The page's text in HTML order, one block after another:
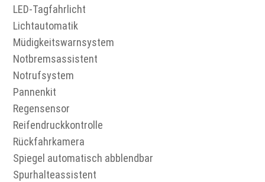
LED-Tagfahrlicht
Lichtautomatik
Müdigkeitswarnsystem
Notbremsassistent
Notrufsystem
Pannenkit
Regensensor
Reifendruckkontrolle
Rückfahrkamera
Spiegel automatisch abblendbar
Spurhalteassistent